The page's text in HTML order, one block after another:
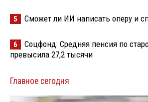
5 Сможет ли ИИ написать оперу и
6
Соцфонд: Средняя пенсия по
превысила 27,2 тысячи
Главное сегодня